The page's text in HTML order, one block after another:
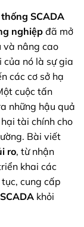
SCADA
nghiệpđã mở
và nâng cao
của nó là sự gia
các cơ sở hạ
cuộc tấn
những hậu quả
tài chính cho
Bài viết
ro, từ nhận
khai các
cung cấp
khỏi